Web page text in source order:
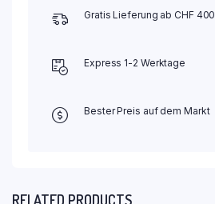
Gratis Lieferung ab CHF 400
Express 1-2 Werktage
Bester Preis auf dem Markt
RELATED PRODUCTS